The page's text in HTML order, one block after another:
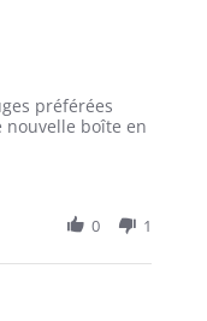
préférées
nouvelle boîte en
0 1